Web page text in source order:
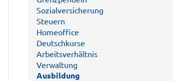
Sozialversicherung
Steuern
Homeoffice
Deutschkurse
Arbeitsverhältnis
Verwaltung
Ausbildung